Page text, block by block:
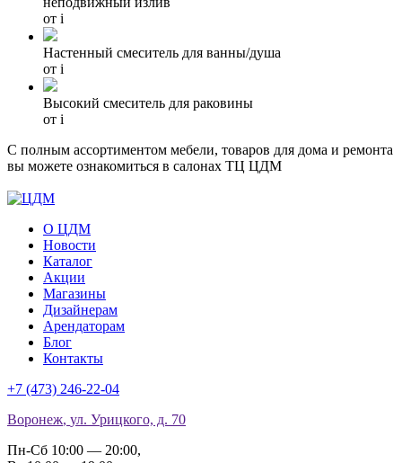
от i
Hастенный смеситель для ванны/душа
от i
Высокий смеситель для раковины
от i
С полным ассортиментом мебели, товаров для дома и ремонта
вы можете ознакомиться в салонах ТЦ ЦДМ
О ЦДМ
Новости
Каталог
Акции
Магазины
Дизайнерам
Арендаторам
Блог
Контакты
+7 (473) 246-22-04
Воронеж, ул. Урицкого, д. 70
Пн-Сб 10:00 — 20:00,